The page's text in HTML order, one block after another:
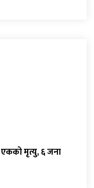
एकको मृत्यु, ६ जना